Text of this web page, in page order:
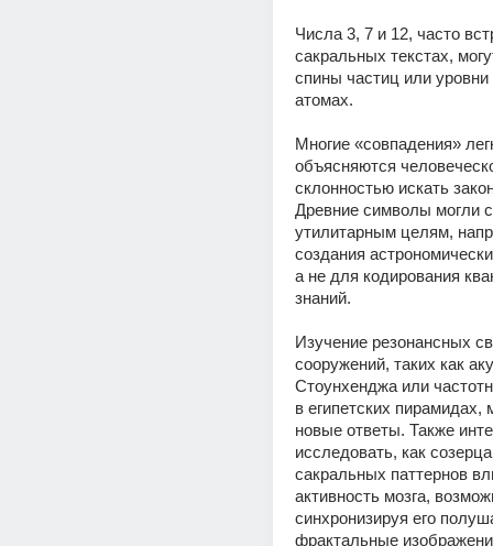
Числа 3, 7 и 12, часто
сакральных текстах,
спины частиц или уровни
атомах.
Многие «совпадения»
объясняются
склонностью искать
Древние символы могли
утилитарным целям,
создания
а не для кодирования
знаний.
Изучение резонансных
сооружений, таких как
Стоунхенджа или
в египетских пирамидах,
новые ответы. Также
исследовать, как
сакральных паттернов
активность мозга,
синхронизируя его
фрактальные